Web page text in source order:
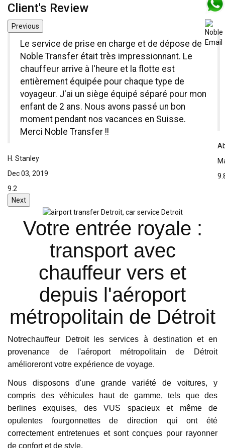
Client's Review
Previous
Le service de prise en charge et de dépose de
Noble Transfer était très impressionnant. Le
chauffeur arrive à l'heure et la flotte est
entièrement équipée pour chaque type de
voyageur. J'ai un siège équipé séparé pour mon
enfant de 2 ans. Nous avons passé un bon
moment pendant nos vacances en Suisse.
Merci Noble Transfer !!
H. Stanley
Dec 03, 2019
9.2
Next
Votre entrée royale :
transport avec
chauffeur vers et
depuis l'aéroport
métropolitain de Détroit
Notrechauffeur Detroit les services à destination et en
provenance de l'aéroport métropolitain de Détroit
amélioreront votre expérience de voyage.
Nous disposons d'une grande variété de voitures, y
compris des véhicules haut de gamme, tels que des
berlines exquises, des VUS spacieux et même de
opulentes fourgonnettes de direction qui ont été
correctement entretenues et sont conçues pour rayonner
de confort et de style.